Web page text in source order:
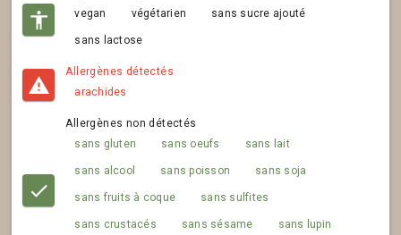
vegan
végétarien sans sucre ajouté
sans lactose
Allergènes détectés
arachides
Allergènes non détectés
sans gluten
sans oeufs sans lait
sans alcool sans poisson sans soja
sans fruits à coque sans sulfites
sans crustacés sans sésame sans lupin